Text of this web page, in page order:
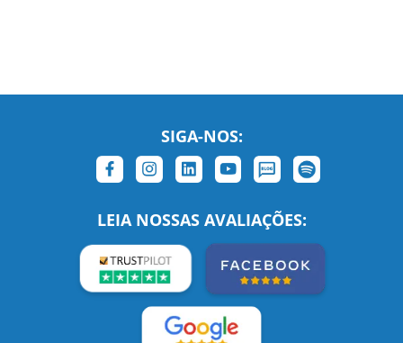
SIGA-NOS:
LEIA NOSSAS AVALIAÇÕES: